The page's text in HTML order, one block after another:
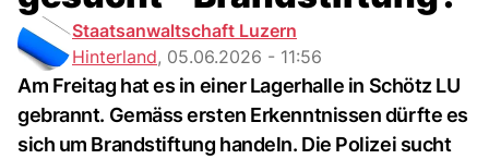
Staatsanwaltschaft Luzern
Hinterland, 05.06.2026 - 11:56
Am Freitag hat es in einer Lagerhalle in Schötz LU
gebrannt. Gemäss ersten Erkenntnissen dürfte es
sich um Brandstiftung handeln. Die Polizei sucht